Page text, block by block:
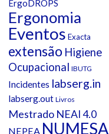
ErgoDROPS
Ergonomia
Eventos Exacta
extensão Higiene
Ocupacional IBUTG
Incidentes labserg.in
labserg.out Livros
Mestrado NEAI 4.0
NEPEA NUMESA